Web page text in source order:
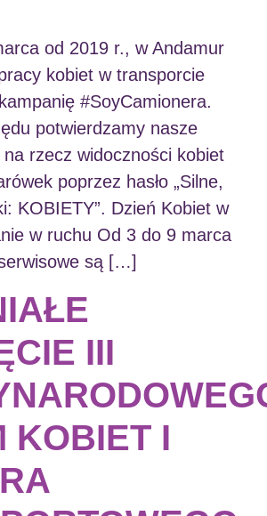
od 2019 r., w Andamur
kobiet w transporcie
#SoyCamionera.
potwierdzamy nasze
rzecz widoczności kobiet
poprzez hasło „Silne,
KOBIETY”. Dzień Kobiet w
w ruchu Od 3 do 9 marca
są […]
III
KOBIET I